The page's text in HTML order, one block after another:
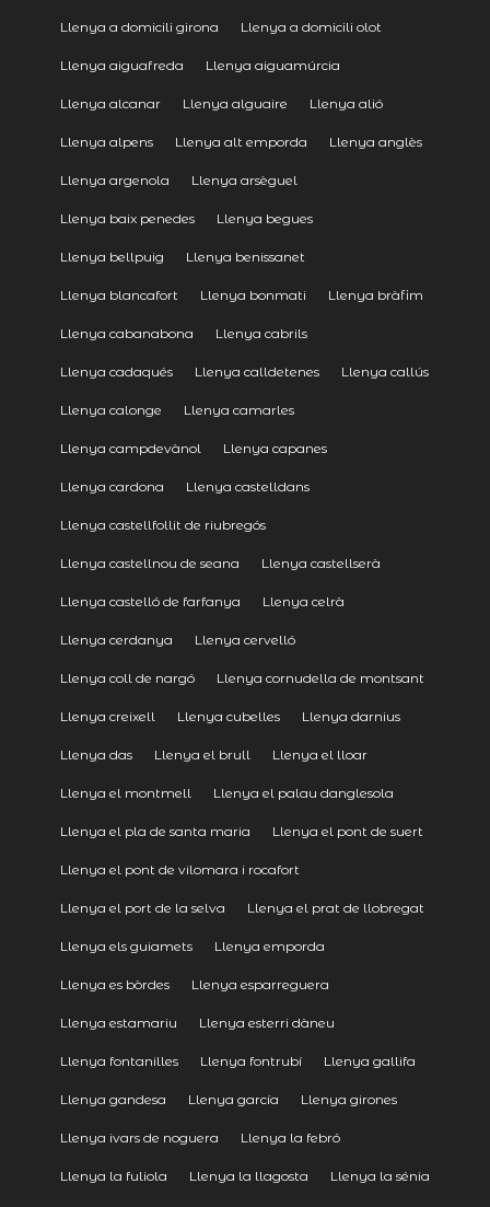
Llenya a domicili girona Llenya a domicili olot
Llenya aiguafreda Llenya aiguamúrcia
Llenya alcanar Llenya alguaire Llenya alió
Llenya alpens Llenya alt emporda Llenya anglès
Llenya argenola Llenya arsèguel
Llenya baix penedes Llenya begues
Llenya bellpuig Llenya benissanet
Llenya blancafort Llenya bonmati Llenya bràfim
Llenya cabanabona Llenya cabrils
Llenya cadaqués Llenya calldetenes Llenya callús
Llenya calonge Llenya camarles
Llenya campdevànol Llenya capanes
Llenya cardona Llenya castelldans
Llenya castellfollit de riubregós
Llenya castellnou de seana Llenya castellserà
Llenya castelló de farfanya Llenya celrà
Llenya cerdanya Llenya cervelló
Llenya coll de nargó Llenya cornudella de montsant
Llenya creixell Llenya cubelles Llenya darnius
Llenya das Llenya el brull Llenya el lloar
Llenya el montmell Llenya el palau danglesola
Llenya el pla de santa maria Llenya el pont de suert
Llenya el pont de vilomara i rocafort
Llenya el port de la selva Llenya el prat de llobregat
Llenya els guiamets Llenya emporda
Llenya es bòrdes Llenya esparreguera
Llenya estamariu Llenya esterri dàneu
Llenya fontanilles Llenya fontrubí Llenya gallifa
Llenya gandesa Llenya garcía Llenya girones
Llenya ivars de noguera Llenya la febró
Llenya la fuliola Llenya la llagosta Llenya la sénia